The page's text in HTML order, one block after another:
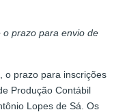
prazo para envio de
o prazo para inscrições
Produção Contábil
Lopes de Sá. Os